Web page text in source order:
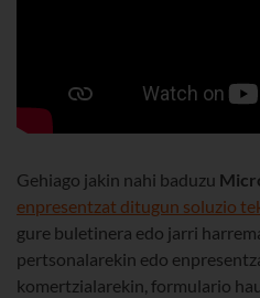
Gehiago jakin nahi baduzu
enpresentzat ditugun soluzio
gure buletinera edo jarri
pertsonalarekin edo
komertzialarekin, formulario